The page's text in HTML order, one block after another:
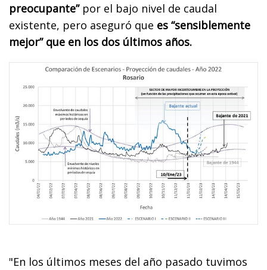
preocupante”por el bajo nivel de caudal
existente, pero aseguró que es “sensiblemente
mejor” que en los dos últimos años.
"En los últimos meses del año pasado tuvimos